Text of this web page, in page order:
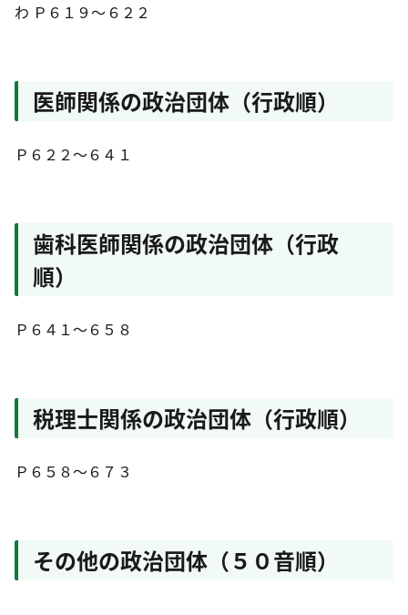
わ Ｐ６１９～６２２
医師関係の政治団体（行政順）
Ｐ６２２～６４１
歯科医師関係の政治団体（行政
順）
Ｐ６４１～６５８
税理士関係の政治団体（行政順）
Ｐ６５８～６７３
その他の政治団体（５０音順）